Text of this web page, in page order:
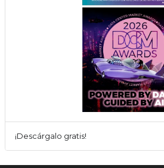
¡Descárgalo gratis!